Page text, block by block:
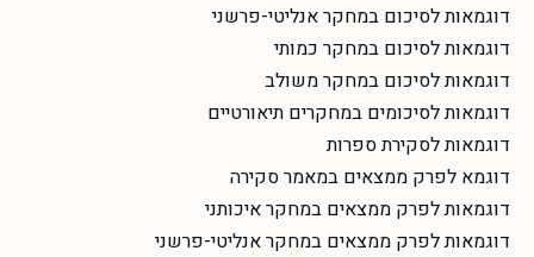
דוגמאות לסיכום במחקר אנליטי-פרשני
דוגמאות לסיכום במחקר כמותי
דוגמאות לסיכום במחקר משולב
דוגמאות לסיכומים במחקרים תיאורטיים
דוגמאות לסקירת ספרות
דוגמא לפרק ממצאים במאמר סקירה
דוגמאות לפרק ממצאים במחקר איכותני
דוגמאות לפרק ממצאים במחקר אנליטי-פרשני